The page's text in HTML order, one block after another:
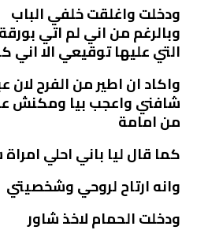
ودخلت واغلقت خلفي الباب
وبالرغم من اني لم اتي
التي عليها توقيعي الا
واكاد ان اطير من الفرح لان
شافني واعجب بيا ومكنش
من امامة
كما قال ليا باني احلي
وانه ارتاح لروحي وشخصيتي
ودخلت الحمام لاخذ شاور